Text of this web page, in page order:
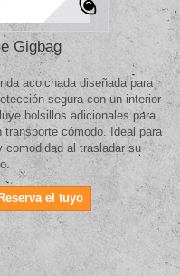
Gigbag
acolchada diseñada para
segura con un interior
bolsillos adicionales para
cómodo. Ideal para
comodidad al trasladar su
el tuyo